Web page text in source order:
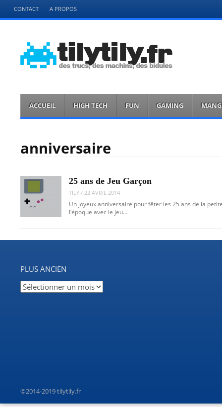
Menu
Aller
directement
CONTACT A PROPOS
tilytily.fr
Menu
directement
au
ACCUEIL HIGH TECH FUN GAMING
anniversaire
25 ans de Jeu Garçon
TILY /22 AVRIL 2014
Un joyeux anniversaire pour fêter les 25 ans de la
l’époque avec le jeu…
PLUS ANCIEN
Plus
ancien
©2014-2019 tilytily.fr